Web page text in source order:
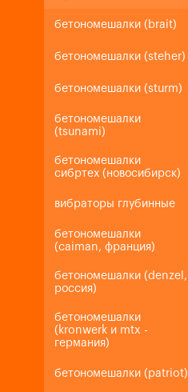
бетономешалки (brait)
бетономешалки (steher)
бетономешалки (sturm)
бетономешалки
(tsunami)
бетономешалки
сибртех (новосибирск)
вибраторы глубинные
бетономешалки
(caiman, франция)
бетономешалки (denzel,
россия)
бетономешалки
(kronwerk и mtx -
германия)
бетономешалки (patriot)